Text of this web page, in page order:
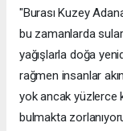
"Burası Kuzey
bu zamanlarda
yağışlarla doğa
rağmen insanlar
yok ancak yüzlerce
bulmakta